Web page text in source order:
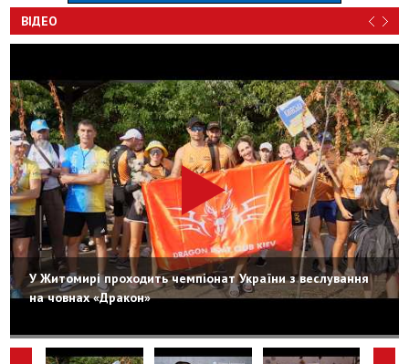
ВІДЕО
У Житомирі проходить чемпіонат України з веслування
на човнах «Дракон»